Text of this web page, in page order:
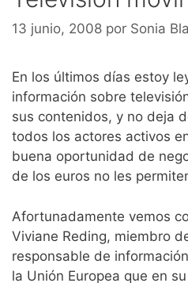
13 junio, 2008 por Sonia
En los últimos días estoy
información sobre
sus contenidos, y no deja
todos los actores activos
buena oportunidad de
de los euros no les
Afortunadamente vemos
Viviane Reding, miembro
responsable de
la Unión Europea que en